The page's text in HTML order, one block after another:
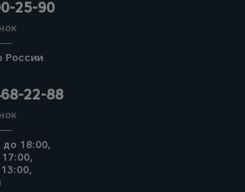
25-90
России
22-88
18:00,